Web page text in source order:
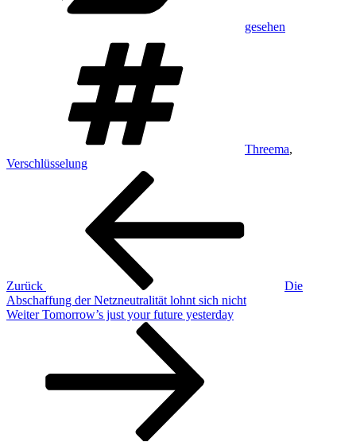
gesehen
Threema,
Verschlüsselung
Beitragsnavigation
Zurück
Die
Abschaffung der Netzneutralität lohnt sich nicht
Nächster
Weiter Tomorrow’s just your future yesterday